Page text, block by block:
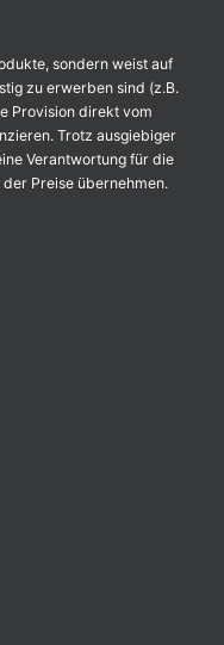
sondern weist auf
zu erwerben sind (z.B.
Provision direkt vom
Trotz ausgiebiger
Verantwortung für die
Preise übernehmen.